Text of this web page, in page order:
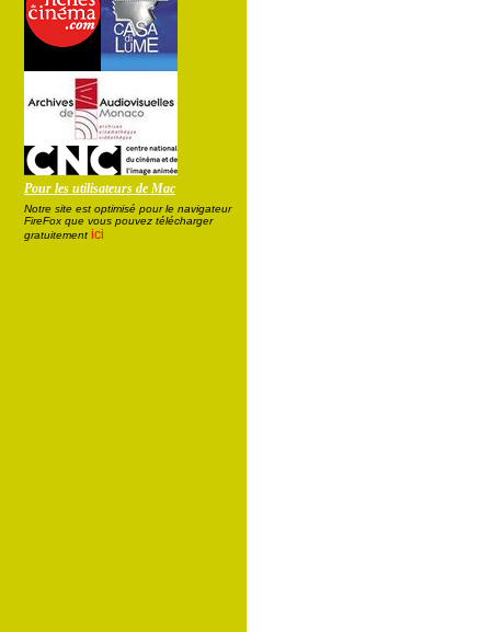
Pour les utilisateurs de Mac
Notre site est optimisé pour le navigateur
FireFox que vous pouvez télécharger
gratuitement ici